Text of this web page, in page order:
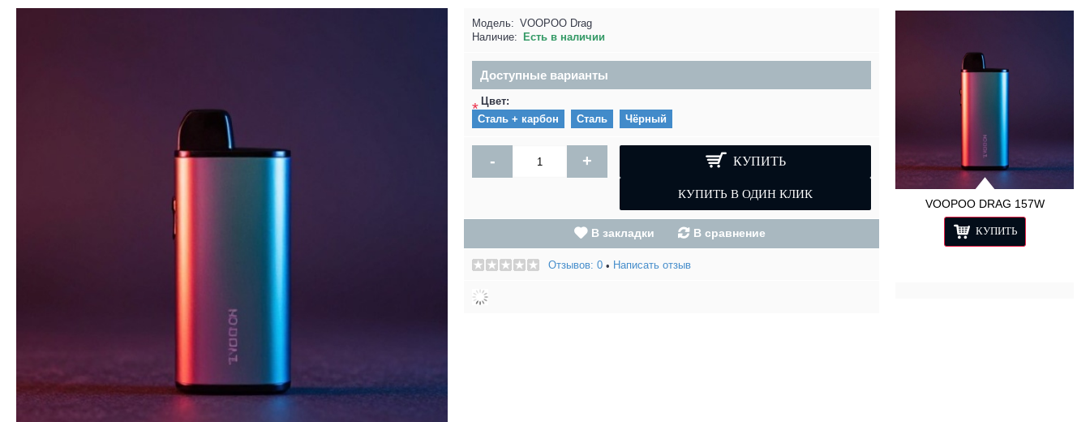
VOOPOO DRAG 157W
КУПИТЬ
Модель: VOOPOO Drag
Наличие:
Есть в наличии
Доступные варианты
* Цвет:
Сталь + карбон
Сталь Чёрный
- + КУПИТЬ
В закладки В сравнение
Отзывов: 0 • Написать отзыв